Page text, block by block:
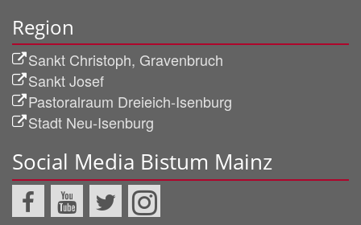
Region
Sankt Christoph, Gravenbruch
Sankt Josef
Pastoralraum Dreieich-Isenburg
Stadt Neu-Isenburg
Social Media Bistum Mainz